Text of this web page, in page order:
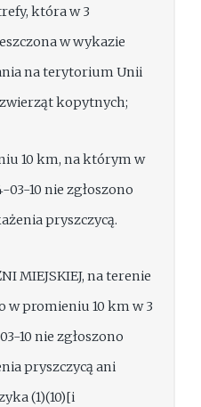
która w 3
w wykazie
na terytorium Unii
kopytnych;
10 km, na którym w
03-10 nie zgłoszono
pryszczycą.
MIEJSKIEJ, na terenie
promieniu 10 km w 3
10 nie zgłoszono
pryszczycą ani
(1)(10)[i